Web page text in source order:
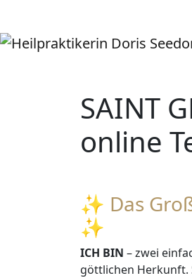
SAINT
online
✨ Das
✨
ICH BIN – zwei
göttlichen Herkunft.